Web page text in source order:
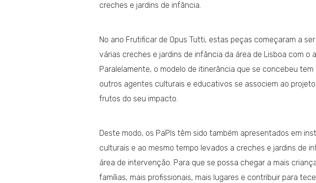
creches e jardins de infância.
No ano Frutificar de Opus Tutti, estas peças começaram a
várias creches e jardins de infância da área de Lisboa com o
Paralelamente, o modelo de itinerância que se concebeu tem
outros agentes culturais e educativos se associem ao
frutos do seu impacto.
Deste modo, os PaPIs têm sido também apresentados em
culturais e ao mesmo tempo levados a creches e jardins de
área de intervenção. Para que se possa chegar a mais
famílias, mais profissionais, mais lugares e contribuir para